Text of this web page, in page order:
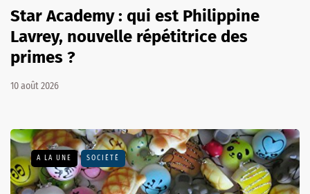
Star Academy : qui est Philippine
Lavrey, nouvelle répétitrice des
primes ?
10 août 2026
A LA UNE SOCIÉTÉ